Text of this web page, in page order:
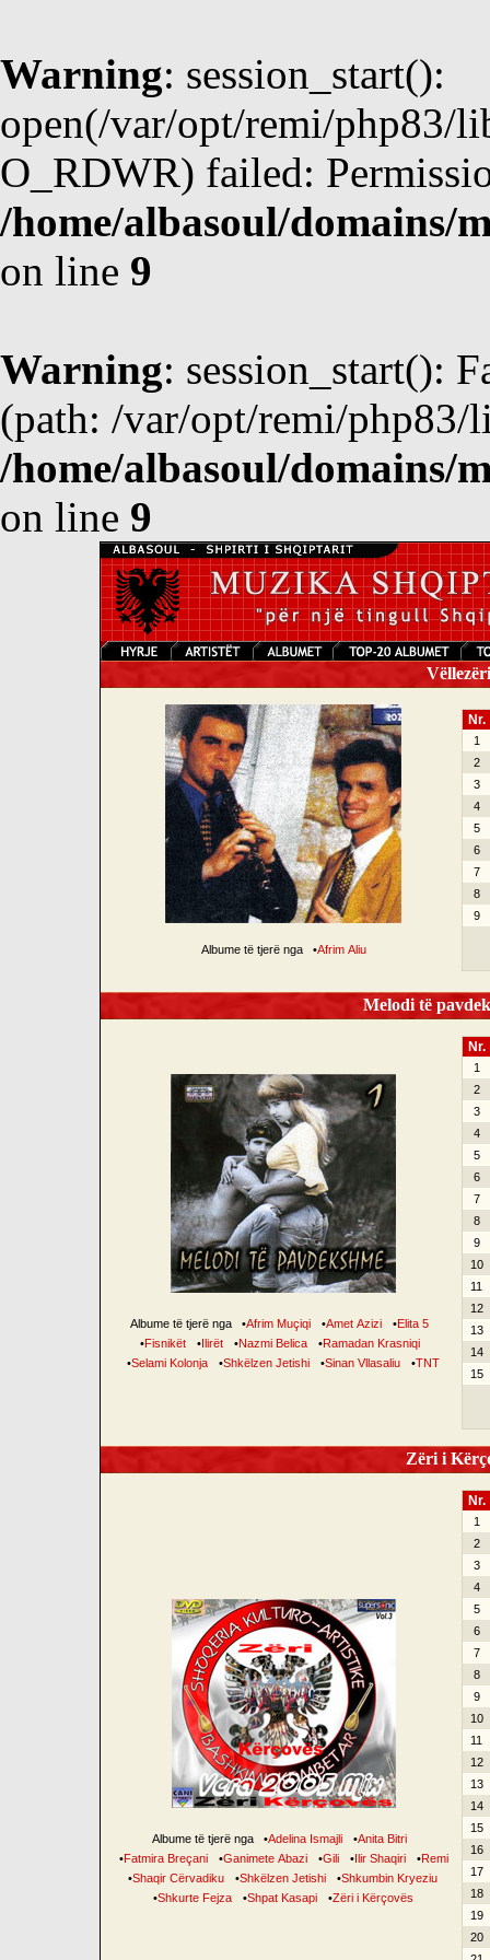
Warning: session_start():
open(/var/opt/remi/php83/
O_RDWR) failed:
/home/albasoul/domains/
on line 9
Warning: session_start():
(path: /var/opt/remi/php83/
/home/albasoul/domains/
on line 9
Albume të tjerë nga •Afrim Aliu
Nr.
1
2
3
4
5
6
7
8
9
Melodi të
Albume të tjerë nga •Afrim Muçiqi •Amet Azizi •Elita 5
•Fisnikët •Ilirët •Nazmi Belica •Ramadan Krasniqi
•Selami Kolonja •Shkëlzen Jetishi •Sinan Vllasaliu •TNT
Nr.
1
2
3
4
5
6
7
8
9
10
11
12
13
14
15
Zëri i
Albume të tjerë nga •Adelina Ismajli •Anita Bitri
•Fatmira Breçani •Ganimete Abazi •Gili •Ilir Shaqiri •Remi
•Shaqir Cërvadiku •Shkëlzen Jetishi •Shkumbin Kryeziu
•Shkurte Fejza •Shpat Kasapi •Zëri i Kërçovës
Nr.
1
2
3
4
5
6
7
8
9
10
11
12
13
14
15
16
17
18
19
20